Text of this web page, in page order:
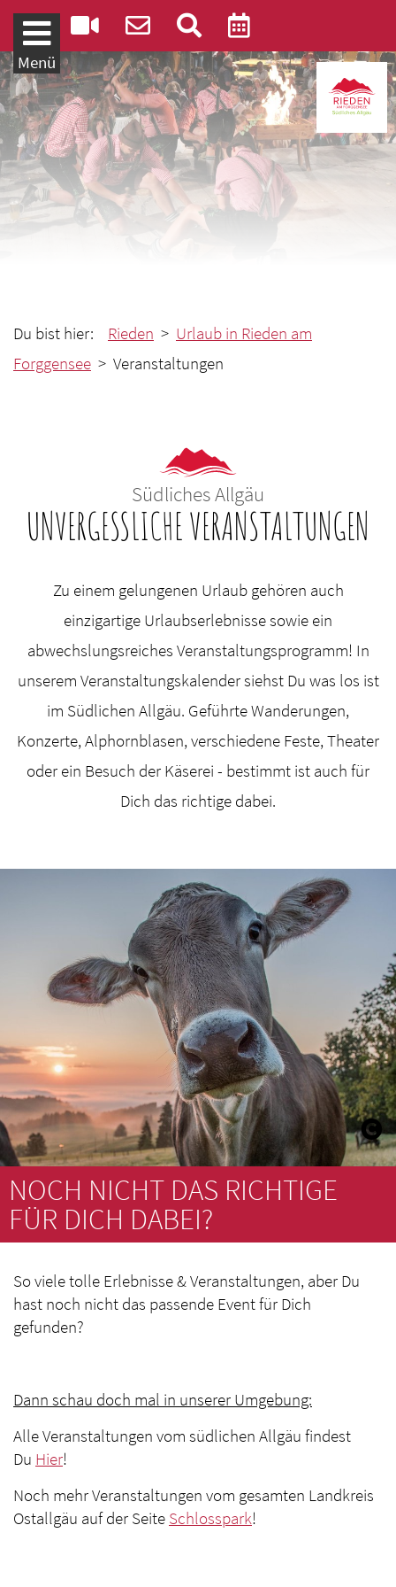
Weiter zum Inhalt
Menü
Du bist hier: Rieden > Urlaub in Rieden am
Forggensee > Veranstaltungen
Südliches Allgäu
UNVERGESSLICHE VERANSTALTUNGEN
Zu einem gelungenen Urlaub gehören auch
einzigartige Urlaubserlebnisse sowie ein
abwechslungsreiches Veranstaltungsprogramm! In
unserem Veranstaltungskalender siehst Du was los ist
im Südlichen Allgäu. Geführte Wanderungen,
Konzerte, Alphornblasen, verschiedene Feste, Theater
oder ein Besuch der Käserei - bestimmt ist auch für
Dich das richtige dabei.
NOCH NICHT DAS RICHTIGE
FÜR DICH DABEI?
So viele tolle Erlebnisse & Veranstaltungen, aber Du
hast noch nicht das passende Event für Dich
gefunden?
Dann schau doch mal in unserer Umgebung:
Alle Veranstaltungen vom südlichen Allgäu findest
Du Hier!
Noch mehr Veranstaltungen vom gesamten Landkreis
Ostallgäu auf der Seite Schlosspark!